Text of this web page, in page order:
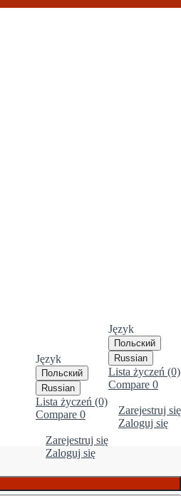
Język
Польский
Russian
Lista życzeń (0)
Compare 0
Zarejestruj się
Zaloguj się
Język
Польский
Russian
Lista życzeń (0)
Compare 0
Zarejestruj się
Zaloguj się